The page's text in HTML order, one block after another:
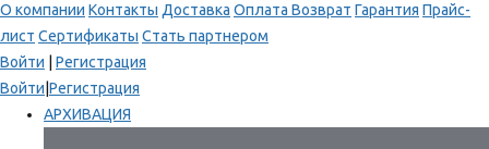
О компании Контакты Доставка Оплата Возврат Гарантия Прайс-
лист Сертификаты Стать партнером
Войти
Регистрация
Войти Регистрация
АРХИВАЦИЯ